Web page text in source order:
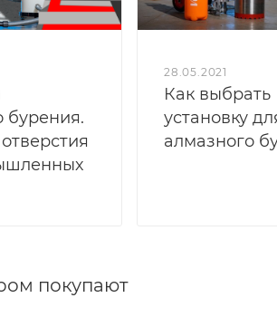
бурения.
28.05.2021
Как выбрать
установку
алмазного
покупают